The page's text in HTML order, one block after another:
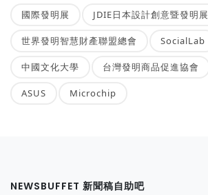
國際發明展 JDIE日本設計創意暨發明展
世界發明智慧財產聯盟總會 SocialLab
中國文化大學 台灣發明商品促進協會
ASUS Microchip
NEWSBUFFET 新聞稿自助吧